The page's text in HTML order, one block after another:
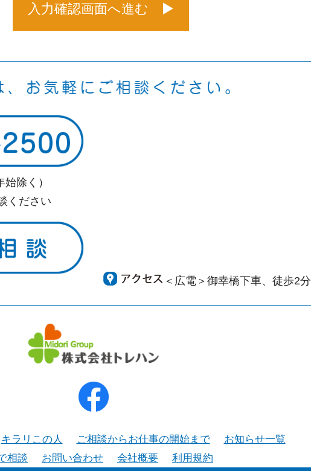
除く）
ください
＜広電＞御幸橋下車、徒歩2分
キラリこの人 ご相談からお仕事の開始まで
お知らせ一覧
相談
お問い合わせ 会社概要 利用規約